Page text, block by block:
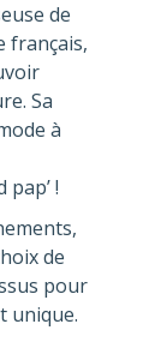
de
français,
Sa
à
!
de
pour
unique.